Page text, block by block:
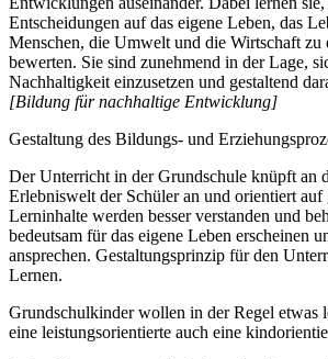
Entscheidungen auf das eigene Leben, das
Menschen, die Umwelt und die Wirtschaft zu
bewerten. Sie sind zunehmend in der Lage,
Nachhaltigkeit einzusetzen und gestaltend
[Bildung für nachhaltige Entwicklung]
Gestaltung des Bildungs- und
Der Unterricht in der Grundschule knüpft an
Erlebniswelt der Schüler an und orientiert auf
Lerninhalte werden besser verstanden und
bedeutsam für das eigene Leben erscheinen
ansprechen. Gestaltungsprinzip für den
Lernen.
Grundschulkinder wollen in der Regel etwas
eine leistungsorientierte auch eine